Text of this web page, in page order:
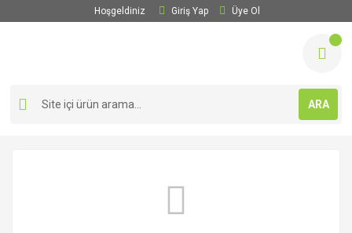
Hoşgeldiniz Giriş Yap Üye Ol
ARA